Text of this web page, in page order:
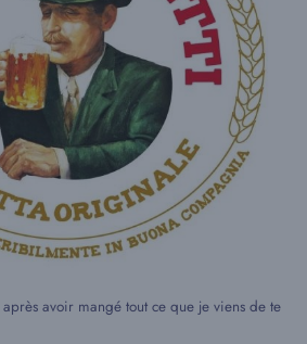
avoir mangé tout ce que je viens de te